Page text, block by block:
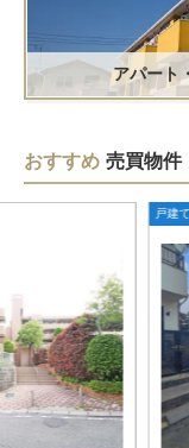
アパート
おすすめ 売買物件
戸建て